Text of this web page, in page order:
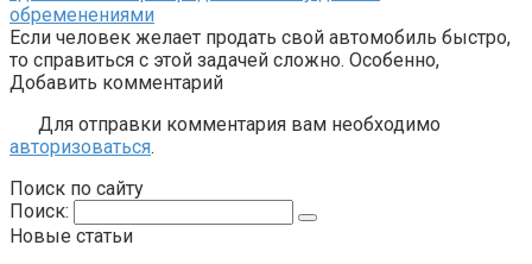
обременениями
Если человек желает продать свой автомобиль быстро,
то справиться с этой задачей сложно. Особенно,
Добавить комментарий
Для отправки комментария вам необходимо
авторизоваться.
Поиск по сайту
Поиск:
Новые статьи